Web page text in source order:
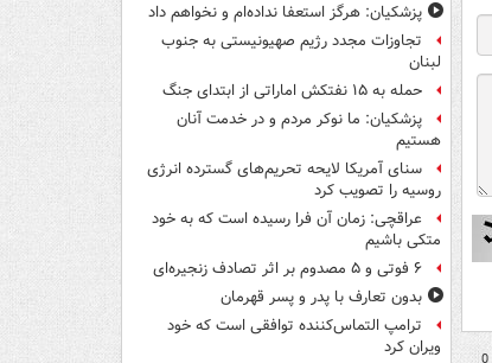
پزشکیان: هرگز استعفا نداده‌ام و نخواهم داد
تجاوزات مجدد رژیم صهیونیستی به جنوب
لبنان
حمله به ۱۵ نفتکش‌ اماراتی از ابتدای جنگ
پزشکیان: ما نوکر مردم و در خدمت آنان
هستیم
سنای آمریکا لایحه تحریم‌های گسترده انرژی
روسیه را تصویب کرد
عراقچی: زمان آن فرا رسیده است که به خود
متکی باشیم
۶ فوتی و ۵ مصدوم بر اثر تصادف زنجیره‌ای
بدون تعارف با پدر و پسر قهرمان
ترامپ التماس‌کننده توافقی است که خود
ویران کرد